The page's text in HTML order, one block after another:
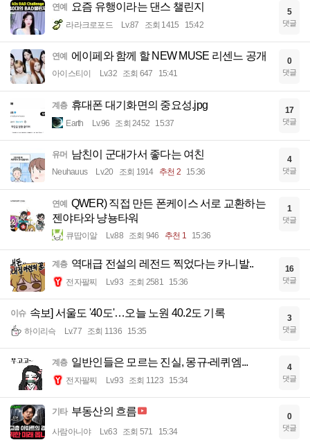
연예 요즘 유행이라는 댄스 챌린지
라라크로포드 Lv.87 조회 1415 15:42
5
댓글
연예 에이페와 함께 할 NEW MUSE 리센느 공개
아이스티이 Lv.32 조회 647 15:41
0
댓글
계층 휴대폰 대기화면의 중요성.jpg
Earth Lv.96 조회 2452 15:37
17
댓글
유머 남친이 군대가서 좋다는 여친
Neuhauus Lv.20 조회 1914 추천 2 15:36
4
댓글
연예
QWER) 직접 만든 폰케이스 서로 교환하는
젠야타와 냥뇽타워
큐땁이알 Lv.88 조회 946 추천 1 15:36
1
댓글
계층 역대급 전설의 레전드 찍었다는 카니발..
전자팔찌 Lv.93 조회 2581 15:36
16
댓글
이슈 속보] 서울도 '40도'…오늘 노원 40.2도 기록
하이리슥 Lv.77 조회 1136 15:35
3
댓글
계층 일반인들은 모르는 진실, 몽규-레퀴엠...
전자팔찌 Lv.93 조회 1123 15:34
4
댓글
기타 부동산의 흐름
사람아니야 Lv.63 조회 571 15:34
0
댓글